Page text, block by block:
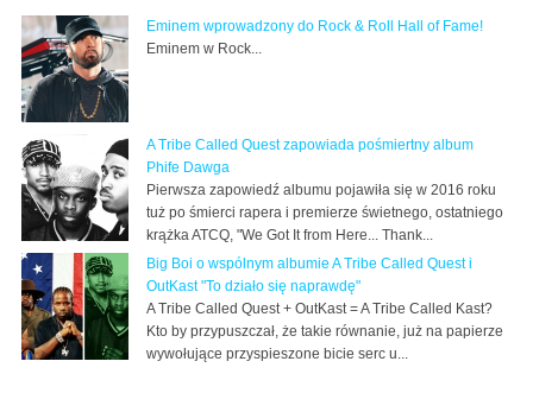
Eminem wprowadzony do Rock & Roll Hall of Fame!
Eminem w Rock...
A Tribe Called Quest zapowiada pośmiertny album
Phife Dawga
Pierwsza zapowiedź albumu pojawiła się w 2016 roku
tuż po śmierci rapera i premierze świetnego, ostatniego
krążka ATCQ, "We Got It from Here... Thank...
Big Boi o wspólnym albumie A Tribe Called Quest i
OutKast "To działo się naprawdę"
A Tribe Called Quest + OutKast = A Tribe Called Kast?
Kto by przypuszczał, że takie równanie, już na papierze
wywołujące przyspieszone bicie serc u...